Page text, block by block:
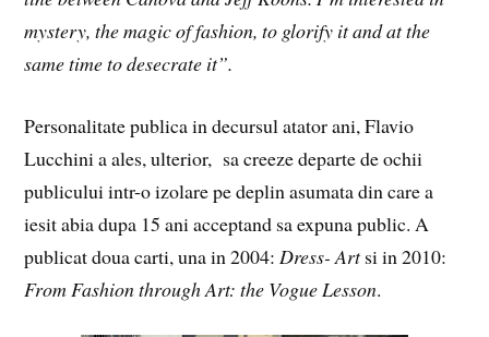
mystery, the magic of fashion, to glorify it and at the
same time to desecrate it”.
Personalitate publica in decursul atator ani, Flavio
Lucchini a ales, ulterior, sa creeze departe de ochii
publicului intr-o izolare pe deplin asumata din care a
iesit abia dupa 15 ani acceptand sa expuna public. A
publicat doua carti, una in 2004:Dress- Artsi in 2010:
From Fashion through Art: the Vogue Lesson.